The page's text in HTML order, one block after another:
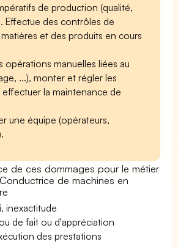
de production (qualité,
Effectue des contrôles de
et des produits en cours
opérations manuelles liées au
...), monter et régler les
la maintenance de
une équipe (opérateurs,
de ces dommages pour le métier
de machines en
inexactitude
de fait ou d'appréciation
des prestations